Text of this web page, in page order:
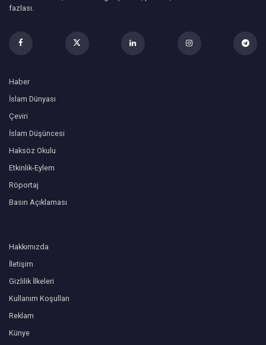
fazlası.
Haber
İslam Dünyası
Çeviri
İslam Düşüncesi
Haksöz Okulu
Etkinlik-Eylem
Röportaj
Basın Açıklaması
Hakkımızda
İletişim
Gizlilik İlkeleri
Kullanım Koşulları
Reklam
Künye